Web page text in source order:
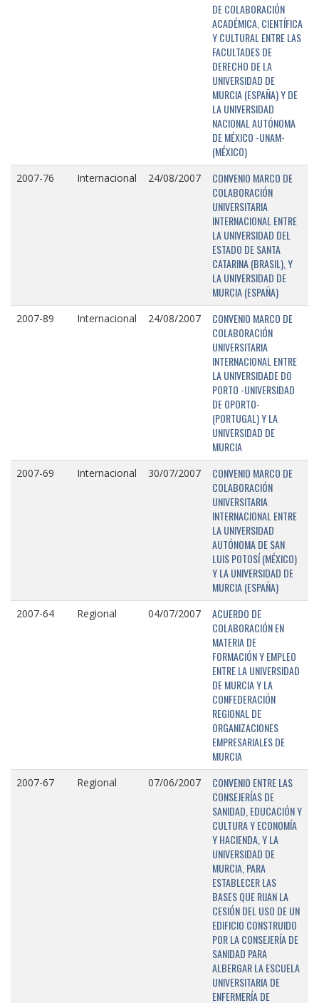
DE COLABORACIÓN
ACADÉMICA, CIENTÍFICA
Y CULTURAL ENTRE LAS
FACULTADES DE
DERECHO DE LA
UNIVERSIDAD DE
MURCIA (ESPAÑA) Y DE
LA UNIVERSIDAD
NACIONAL AUTÓNOMA
DE MÉXICO -UNAM-
(MÉXICO)
2007-76 Internacional 24/08/2007
CONVENIO MARCO DE
COLABORACIÓN
UNIVERSITARIA
INTERNACIONAL ENTRE
LA UNIVERSIDAD DEL
ESTADO DE SANTA
CATARINA (BRASIL), Y
LA UNIVERSIDAD DE
MURCIA (ESPAÑA)
2007-89 Internacional 24/08/2007
CONVENIO MARCO DE
COLABORACIÓN
UNIVERSITARIA
INTERNACIONAL ENTRE
LA UNIVERSIDADE DO
PORTO -UNIVERSIDAD
DE OPORTO-
(PORTUGAL) Y LA
UNIVERSIDAD DE
MURCIA
2007-69 Internacional 30/07/2007
CONVENIO MARCO DE
COLABORACIÓN
UNIVERSITARIA
INTERNACIONAL ENTRE
LA UNIVERSIDAD
AUTÓNOMA DE SAN
LUIS POTOSÍ (MÉXICO)
Y LA UNIVERSIDAD DE
MURCIA (ESPAÑA)
2007-64 Regional 04/07/2007
ACUERDO DE
COLABORACIÓN EN
MATERIA DE
FORMACIÓN Y EMPLEO
ENTRE LA UNIVERSIDAD
DE MURCIA Y LA
CONFEDERACIÓN
REGIONAL DE
ORGANIZACIONES
EMPRESARIALES DE
MURCIA
2007-67 Regional 07/06/2007
CONVENIO ENTRE LAS
CONSEJERÍAS DE
SANIDAD, EDUCACIÓN Y
CULTURA Y ECONOMÍA
Y HACIENDA, Y LA
UNIVERSIDAD DE
MURCIA, PARA
ESTABLECER LAS
BASES QUE RIJAN LA
CESIÓN DEL USO DE UN
EDIFICIO CONSTRUIDO
POR LA CONSEJERÍA DE
SANIDAD PARA
ALBERGAR LA ESCUELA
UNIVERSITARIA DE
ENFERMERÍA DE